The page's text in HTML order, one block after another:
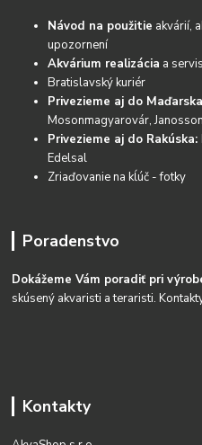
Návod na použitie akvárií,
upozornení
Akvárium realizácia a servis
Bratislavský kuriér
Privezieme aj do
Mosonmagyarovár,
Privezieme aj do Rakúska:
Edelsal
Zriaďovanie na kĺúč - fotky
Poradenstvo
Dokážeme Vám poradiť pri
skúsený akvaristi a teraristi.
Kontakty